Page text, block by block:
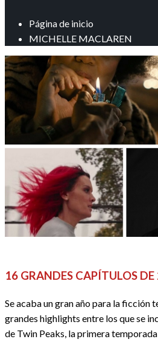
Página de inicio
MICHELLE MACLAREN
16 GRANDES CAPÍTULOS
Se acaba un gran año para la ficción
grandes highlights entre los que se
de Twin Peaks, la primera